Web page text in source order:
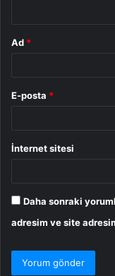
Ad *
E-posta *
İnternet sitesi
Daha sonraki
adresim ve site